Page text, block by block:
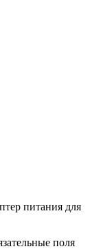
питания для
поля